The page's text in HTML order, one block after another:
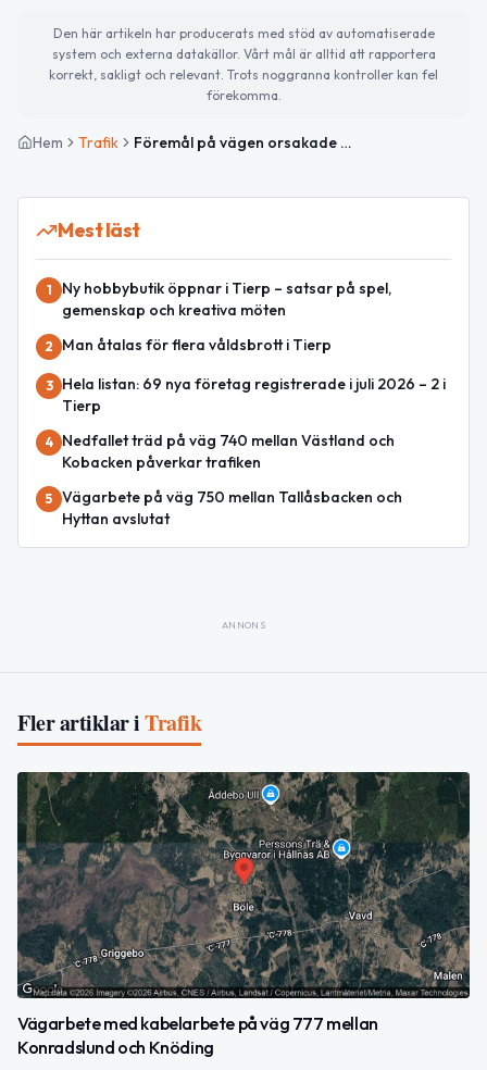
Den här artikeln har producerats med stöd av automatiserade
system och externa datakällor. Vårt mål är alltid att rapportera
korrekt, sakligt och relevant. Trots noggranna kontroller kan fel
förekomma.
Hem Trafik Föremål på vägen orsakade stor påverkan på E4 mellan Tierp och Mehedeby
Mest läst
1
Ny hobbybutik öppnar i Tierp – satsar på spel,
gemenskap och kreativa möten
2 Man åtalas för flera våldsbrott i Tierp
3
Hela listan: 69 nya företag registrerade i juli 2026 – 2 i
Tierp
4
Nedfallet träd på väg 740 mellan Västland och
Kobacken påverkar trafiken
5 Vägarbete på väg 750 mellan Tallåsbacken och
Hyttan avslutat
ANNONS
Fler artiklar iTrafik
Vägarbete med kabelarbete på väg 777 mellan
Konradslund och Knöding